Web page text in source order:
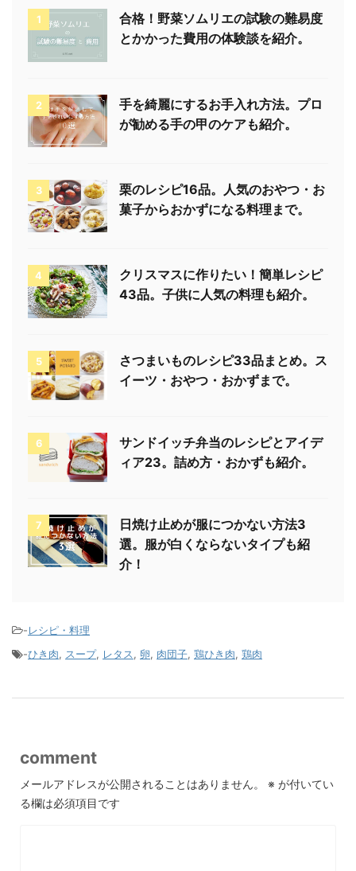
1
合格！野菜ソムリエの試験の難易度
とかかった費用の体験談を紹介。
2
手を綺麗にするお手入れ方法。プロ
が勧める手の甲のケアも紹介。
3
栗のレシピ16品。人気のおやつ・お
菓子からおかずになる料理まで。
4
クリスマスに作りたい！簡単レシピ
43品。子供に人気の料理も紹介。
5
さつまいものレシピ33品まとめ。ス
イーツ・おやつ・おかずまで。
6
サンドイッチ弁当のレシピとアイデ
ィア23。詰め方・おかずも紹介。
7
日焼け止めが服につかない方法3
選。服が白くならないタイプも紹
介！
-レシピ・料理
-ひき肉, スープ, レタス, 卵, 肉団子, 鶏ひき肉, 鶏肉
comment
メールアドレスが公開されることはありません。 ※ が付いてい
る欄は必須項目です